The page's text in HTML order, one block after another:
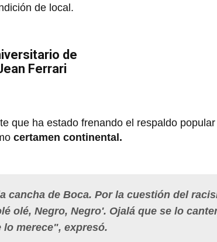
de local.
de
Ferrari
que ha estado frenando el respaldo popular
certamen continental.
cancha de Boca. Por la cuestión del
olé, Negro, Negro'. Ojalá que se lo
merece", expresó.